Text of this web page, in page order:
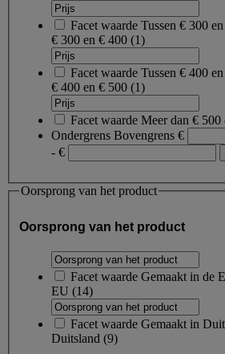
Facet waarde Tussen € 300
€ 300 en € 400 (1)
Facet waarde Tussen € 400
€ 400 en € 500 (1)
Facet waarde Meer dan € 500
Ondergrens Bovengrens €
- €
Oorsprong van het product
Oorsprong van het product
Facet waarde Gemaakt in de
EU (14)
Facet waarde Gemaakt in
Duitsland (9)